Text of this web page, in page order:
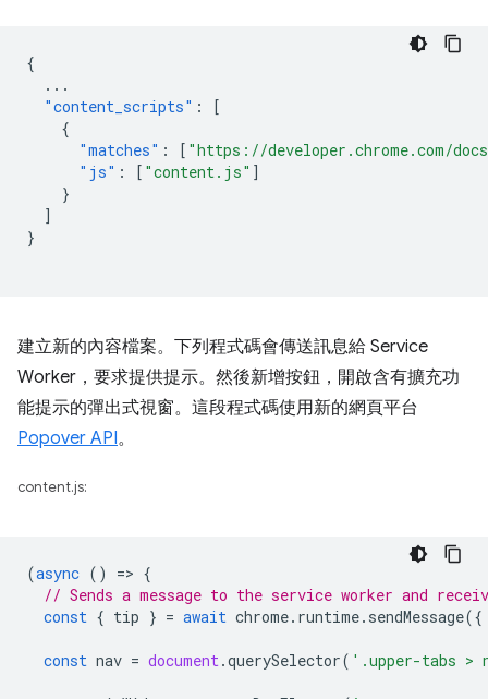
{
...
"content_scripts" :
[
{
"matches" : [ "https://developer.chrome.com/
"js" : [ "content.js" ]
}
]
}
建立新的內容檔案。下列程式碼會傳送訊息給 Service
Worker，要求提供提示。然後新增按鈕，開啟含有擴充功
能提示的彈出式視窗。這段程式碼使用新的網頁平台
Popover API。
content.js:
(async () => {
// Sends a message to the service worker and
const { tip } = await chrome. runtime. sendMessage({
const nav = document.querySelector( '.upper-tabs >